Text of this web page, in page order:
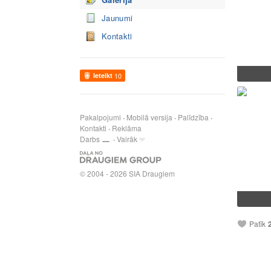
Jaunumi
Kontakti
Ieteikt 10
Pakalpojumi Mobilā versija
Palīdzība
Kontakti
Reklāma
Darbs
Vairāk
© 2004 - 2026 SIA Draugiem
Patīk 2